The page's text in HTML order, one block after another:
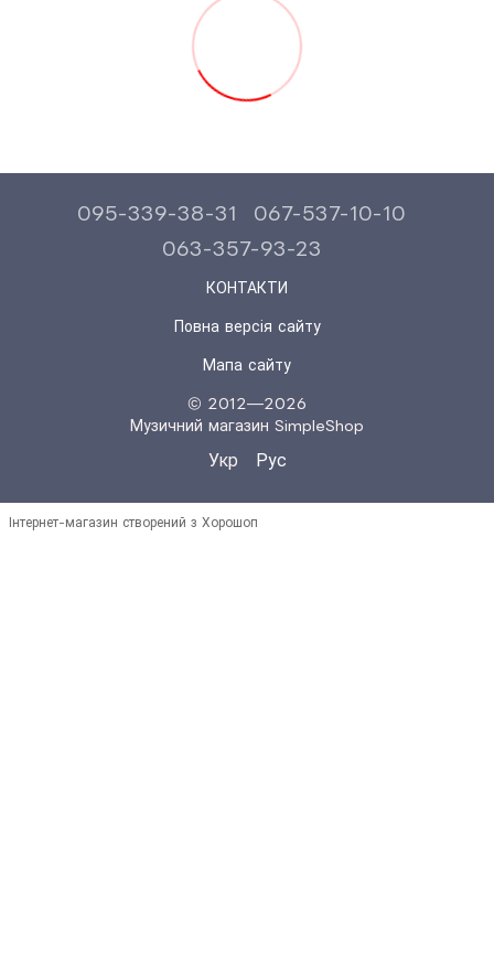
095-339-38-31
067-537-10-10
063-357-93-23
КОНТАКТИ
Повна версія сайту
Мапа сайту
© 2012—2026
Музичний магазин SimpleShop
Укр Рус
Інтернет-магазин створений з Хорошоп